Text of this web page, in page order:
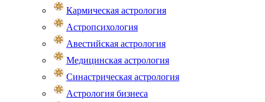
Кармическая астрология
Астропсихология
Авестийская астрология
Медицинская астрология
Синастрическая астрология
Астрология бизнеса